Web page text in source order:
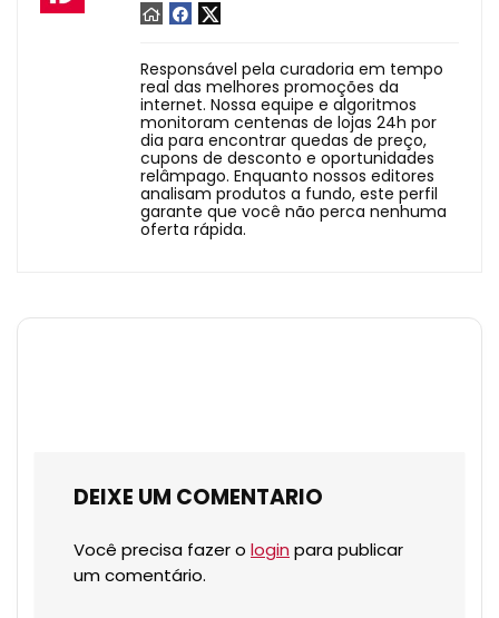
Responsável pela curadoria em tempo
real das melhores promoções da
internet. Nossa equipe e algoritmos
monitoram centenas de lojas 24h por
dia para encontrar quedas de preço,
cupons de desconto e oportunidades
relâmpago. Enquanto nossos editores
analisam produtos a fundo, este perfil
garante que você não perca nenhuma
oferta rápida.
DEIXE UM COMENTARIO
Você precisa fazer o login para publicar
um comentário.